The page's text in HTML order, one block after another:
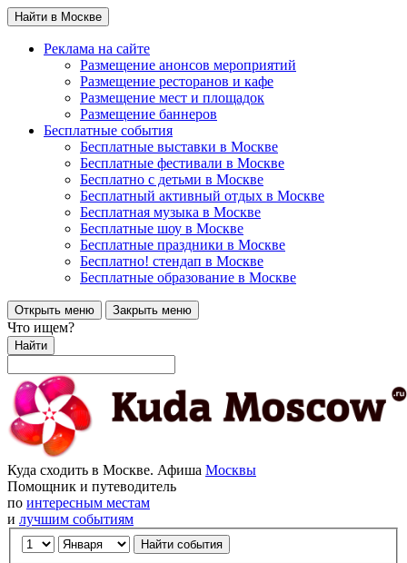
Найти в Москве
Реклама на сайте
Размещение анонсов мероприятий
Размещение ресторанов и кафе
Размещение мест и площадок
Размещение баннеров
Бесплатные события
Бесплатные выставки в Москве
Бесплатные фестивали в Москве
Бесплатно с детьми в Москве
Бесплатный активный отдых в Москве
Бесплатная музыка в Москве
Бесплатные шоу в Москве
Бесплатные праздники в Москве
Бесплатно! стендап в Москве
Бесплатные образование в Москве
Открыть меню Закрыть меню
Что ищем?
Найти
Куда сходить в Москве. Афиша Москвы
Помощник и путеводитель
по интересным местам
и лучшим событиям